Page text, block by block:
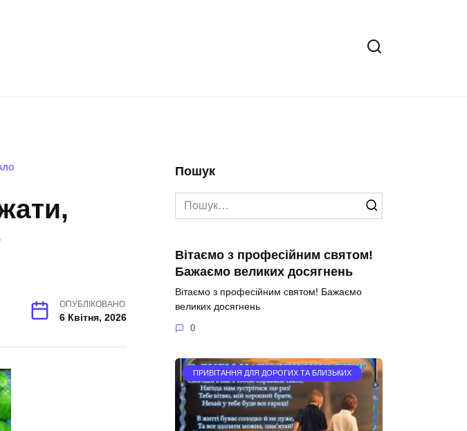
ОПУБЛІКОВАНО
6 Квітня, 2026
Пошук
Search
for:
Вітаємо з професійним святом!
Бажаємо великих досягнень
Вітаємо з професійним святом! Бажаємо
великих досягнень
0
ПРИВІТАННЯ ДЛЯ ДОРОГИХ ТА БЛИЗЬКИХ